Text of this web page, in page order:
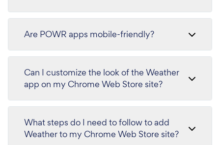
Are POWR apps mobile-friendly?
Can I customize the look of the Weather
app on my Chrome Web Store site?
What steps do I need to follow to add
Weather to my Chrome Web Store site?